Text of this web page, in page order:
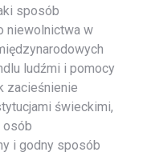
sposób
niewolnictwa w
ludźmi i pomocy
zacieśnienie
świeckimi,
osób
i godny sposób